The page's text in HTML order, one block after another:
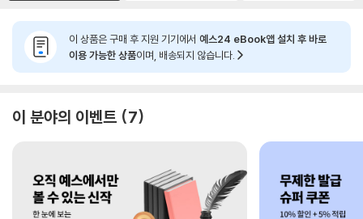
이 상품은 구매 후 지원 기기에서 예스24 eBook앱 설치 후 바로
이용 가능한 상품이며, 배송되지 않습니다.
이 분야의 이벤트 7